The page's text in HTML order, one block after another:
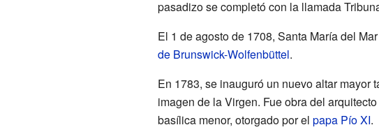
pasadizo se completó con la llamada
El 1 de agosto de 1708, Santa María del
de Brunswick-Wolfenbüttel.
En 1783, se inauguró un nuevo altar mayor
imagen de la Virgen. Fue obra del
basílica menor, otorgado por el papa Pío XI.